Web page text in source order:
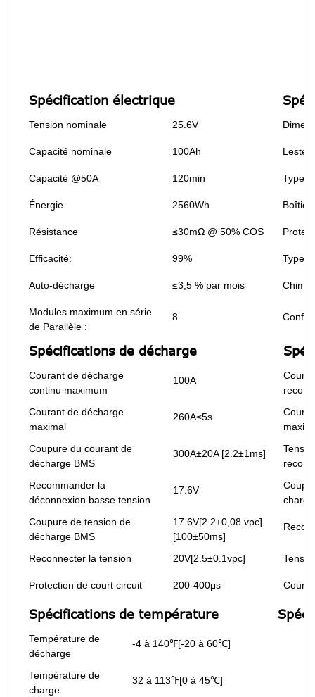
Spécification électrique
Tension nominale 25.6V
Capacité nominale 100Ah Lester:
Capacité @50A 120min Type
Énergie 2560Wh Boîtier:
Résistance ≤30mΩ @ 50% COS
Efficacité: 99% Type
Auto-décharge ≤3,5 % par mois
Modules maximum en série
de Parallèle :
8
Spécifications de décharge
Courant de décharge
continu maximum
100A
Courant de décharge
maximal
260A≤5s
Coupure du courant de
décharge BMS
300A±20A [2.2±1ms]
Recommander la
déconnexion basse tension
17.6V
Coupure de tension de
décharge BMS
17.6V[2.2±0,08 vpc]
[100±50ms]
Reconnecter la tension 20V[2.5±0.1vpc]
Protection de court circuit 200-400μs
Spécifications de température
Température de
décharge
-4 à 140℉[-20 à 60℃]
Température de
charge
32 à 113℉[0 à 45℃]